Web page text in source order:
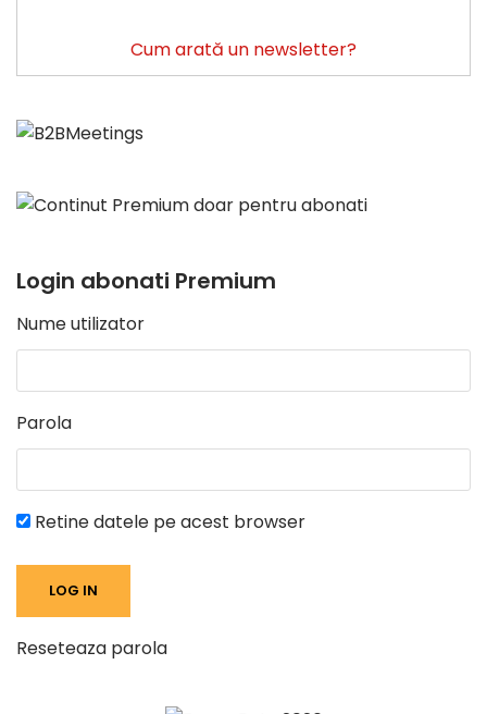
Cum arată un newsletter?
Login abonati Premium
Nume utilizator
Parola
Retine datele pe acest browser
Reseteaza parola